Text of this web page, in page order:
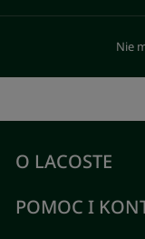
Nie
O LACOSTE
POMOC I